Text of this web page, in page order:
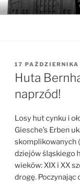
Przejdź
do
Muzeum Hutnictwa
OPUBLIKOWANE
W
17
Huta
naprzód!
Losy hut cynku i
Giesche’s Erben
skomplikowanych
dziejów śląskiego
wieków: XIX i XX
drogę. Poczynając